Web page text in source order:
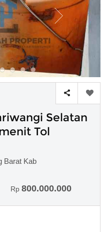
Selatan
Tol
Barat Kab
Rp 800.000.000
pada kotak-
Simpan